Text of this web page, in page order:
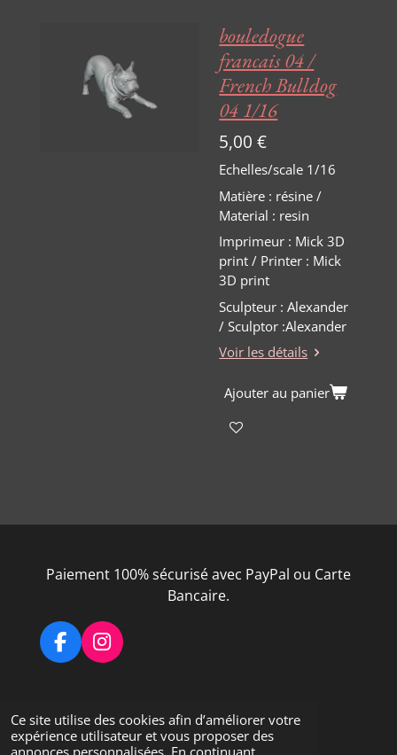
Ce site utilise des cookies afin d’améliorer votre
expérience utilisateur et vous proposer des
annonces personnalisées. En continuant
bouledogue
francais 04 /
French Bulldog
04 1/16
5,00 €
Echelles/scale 1/16
Matière : résine /
Material : resin
Imprimeur : Mick 3D
print / Printer : Mick
3D print
Sculpteur : Alexander
/ Sculptor :Alexander
Voir les détails
Ajouter au panier
Paiement 100% sécurisé avec PayPal ou Carte
Bancaire.
F
a
b
o
I
n
a
g
Partager Épingler
© 2022 - 2026 MICK 3D PRINT